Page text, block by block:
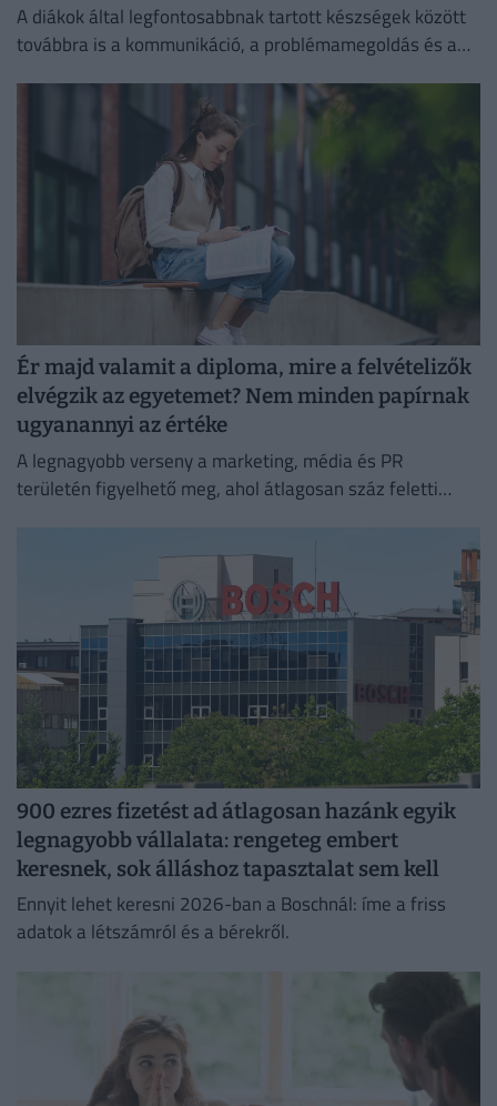
A diákok által legfontosabbnak tartott készségek között
továbbra is a kommunikáció, a problémamegoldás és a
Ér majd valamit a diploma, mire a felvételizők
elvégzik az egyetemet? Nem minden papírnak
ugyanannyi az értéke
A legnagyobb verseny a marketing, média és PR
területén figyelhető meg, ahol átlagosan száz feletti
900 ezres fizetést ad átlagosan hazánk egyik
legnagyobb vállalata: rengeteg embert
keresnek, sok álláshoz tapasztalat sem kell
Ennyit lehet keresni 2026-ban a Boschnál: íme a friss
adatok a létszámról és a bérekről.